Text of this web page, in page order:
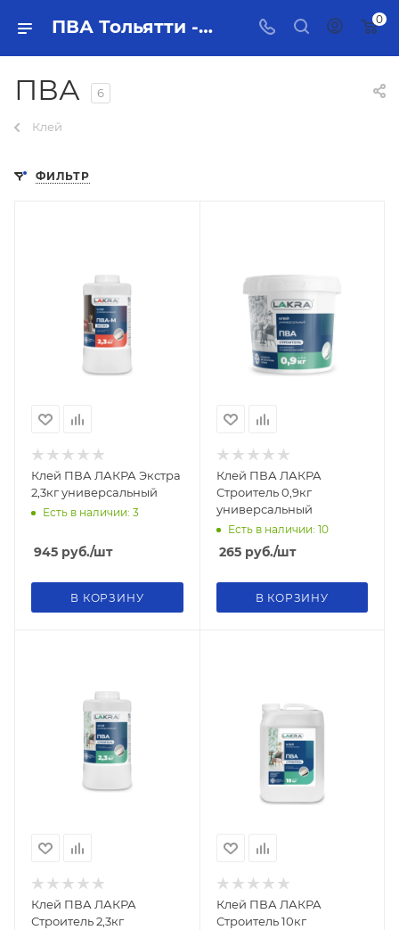
ПВА Тольятти - купить в интернет-магазине, каталог с ценами и характеристиками 0
ПВА 6
Клей
ФИЛЬТР
Клей ПВА ЛАКРА Экстра
2,3кг универсальный
Есть в наличии: 3
945 руб./шт
В КОРЗИНУ
Клей ПВА ЛАКРА
Строитель 0,9кг
универсальный
Есть в наличии: 10
265руб./шт
В КОРЗИНУ
Клей ПВА ЛАКРА
Строитель 2,3кг
Клей ПВА ЛАКРА
Строитель 10кг